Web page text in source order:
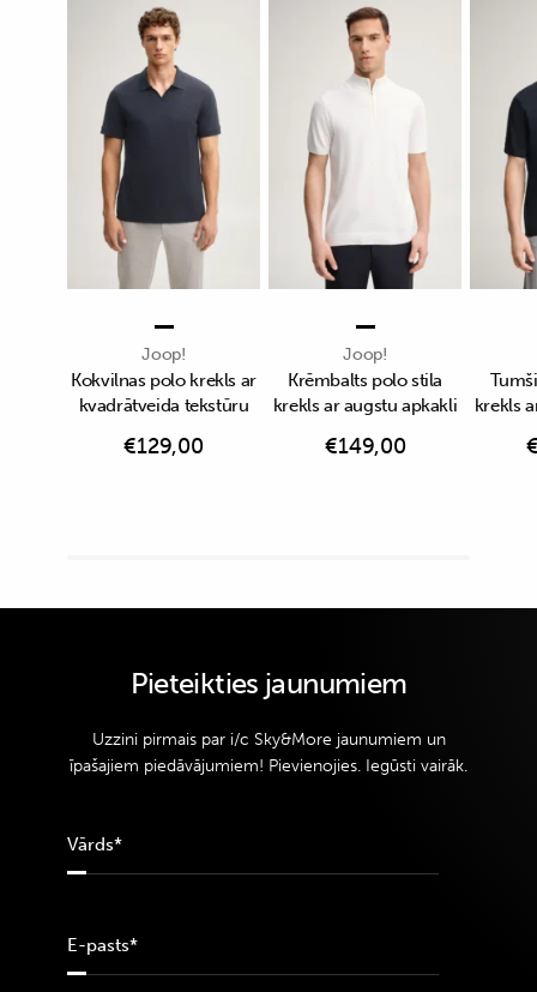
Joop!
Kokvilnas polo krekls ar
kvadrātveida tekstūru
€129,00
Joop!
Krēmbalts polo stila
krekls ar augstu apkakli
€149,00
krekls
Pieteikties jaunumiem
Uzzini pirmais par i/c Sky&More jaunumiem un
īpašajiem piedāvājumiem! Pievienojies. Iegūsti vairāk.